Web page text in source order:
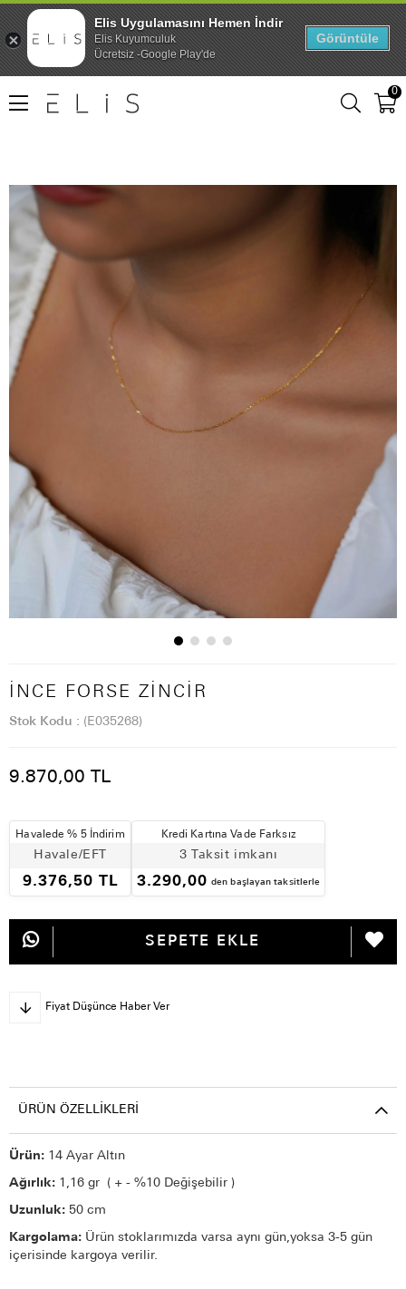
0
İNCE FORSE ZINCIR
Stok Kodu (E035268)
9.870,00 TL
Havalede % 5 İndirim
Havale/EFT
9.376,50 TL
Kredi Kartına Vade Farksız
3 Taksit imkanı
3.290,00 den başlayan taksitlerle
Fiyat Düşünce Haber Ver
ÜRÜN ÖZELLIKLERI
Ürün: 14 Ayar Altın
Ağırlık: 1,16 gr ( + - %10 Değişebilir )
Uzunluk: 50 cm
Kargolama: Ürün stoklarımızda varsa aynı gün,yoksa 3-5 gün
içerisinde kargoya verilir.
Elis Uygulamasını Hemen İndir
Elis Kuyumculuk
Ücretsiz -Google Play'de
Görüntüle